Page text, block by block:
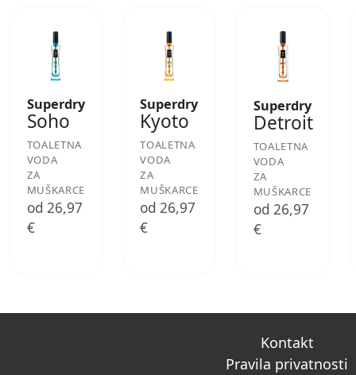
Superdry
Soho
TOALETNA
VODA
ZA
MUŠKARCE
od 26,97
€
Superdry
Kyoto
TOALETNA
VODA
ZA
MUŠKARCE
od 26,97
€
Superdry
Detroit
TOALETNA
VODA
ZA
MUŠKARCE
od 26,97
€
Kontakt
Pravila privatnosti